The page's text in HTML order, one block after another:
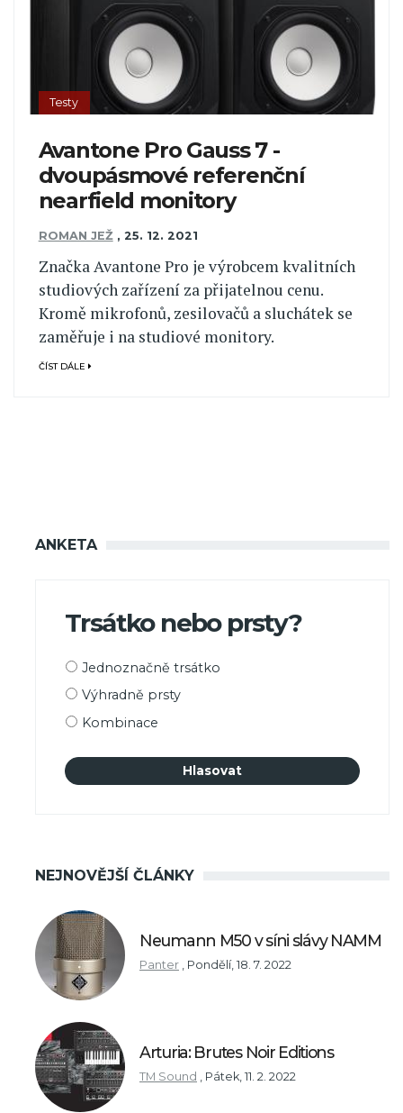
Testy
Avantone Pro Gauss 7 -
dvoupásmové referenční
nearfield monitory
ROMAN JEŽ , 25. 12. 2021
Značka Avantone Pro je výrobcem kvalitních
studiových zařízení za přijatelnou cenu.
Kromě mikrofonů, zesilovačů a sluchátek se
zaměřuje i na studiové monitory.
ČÍST DÁLE
ANKETA
Trsátko nebo prsty?
Možnosti
Jednoznačně trsátko
Výhradně prsty
Kombinace
NEJNOVĚJŠÍ ČLÁNKY
Neumann M50 v síni slávy NAMM
Panter , Pondělí, 18. 7. 2022
Arturia: Brutes Noir Editions
TM Sound , Pátek, 11. 2. 2022